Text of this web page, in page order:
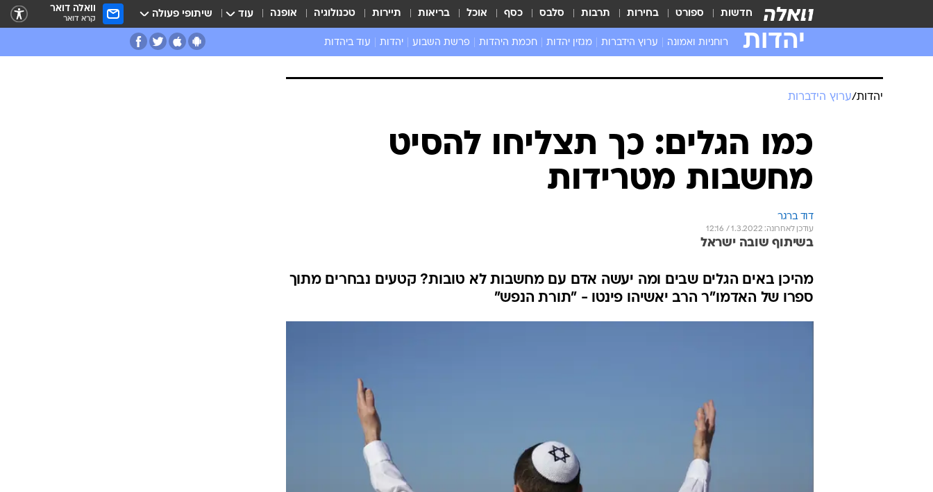
חדשות ספורט בחירות תרבות סלבס כסף אוכל בריאות תיירות טכנולוגיה אופנה עוד שיתופי פעולה וואלה דואר
קרא דואר
יהדות רוחניות ואמונה ערוץ הידברות מגזין יהדות חכמת היהדות פרשת השבוע יהדות עוד ביהדות
יהדות/ערוץ הידברות
כמו הגלים: כך תצליחו להסיט
מחשבות מטרידות
דוד ברגר
עודכן לאחרונה: 1.3.2022 / 12:16
בשיתוף שובה ישראל
מהיכן באים הגלים שבים ומה יעשה אדם עם מחשבות לא טובות? קטעים נבחרים מתוך
ספרו של האדמו"ר הרב יאשיהו פינטו - "תורת הנפש"